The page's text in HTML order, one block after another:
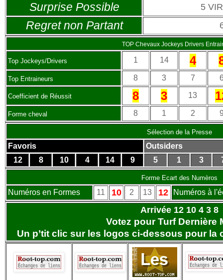
Surprise Possible 5
Regret non Partant
TOP Chevaux Jockeys Drivers
Top Jockeys/Drivers 1 14 4
Top Entraineurs 8 3 7
Coefficient de Réussit 8 3 13
Forme cheval 8 1 2
Sélection de la Presse
Favoris
Outsiders
12
8 10 4 14 9 5 1 3
Forme Ecart des Numèros
Numéros en Formes 11 10 2 13 12 Numéros à
Arrivée 12 10 4 3 8
Votez pour Turf Dernière
Un p’tit clic sur les logos ci-dessous pour la